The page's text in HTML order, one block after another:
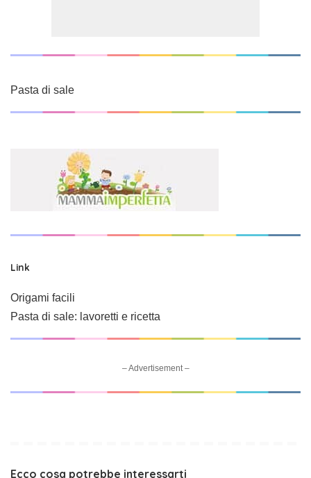
Pasta di sale
Link
Origami facili
Pasta di sale: lavoretti e ricetta
– Advertisement –
Ecco cosa potrebbe interessarti